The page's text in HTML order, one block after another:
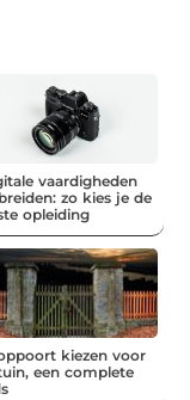
vaardigheden
zo kies je de
opleiding
kiezen voor
een complete